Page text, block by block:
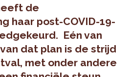
de
haar post-COVID-19-
Eén van
dat plan is de strijd
met onder andere